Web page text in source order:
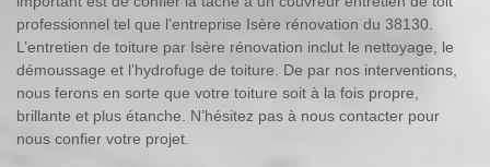
professionnel tel que l’entreprise Isère rénovation du 38130.
L’entretien de toiture par Isère rénovation inclut le nettoyage, le
démoussage et l’hydrofuge de toiture. De par nos interventions,
nous ferons en sorte que votre toiture soit à la fois propre,
brillante et plus étanche. N’hésitez pas à nous contacter pour
nous confier votre projet.